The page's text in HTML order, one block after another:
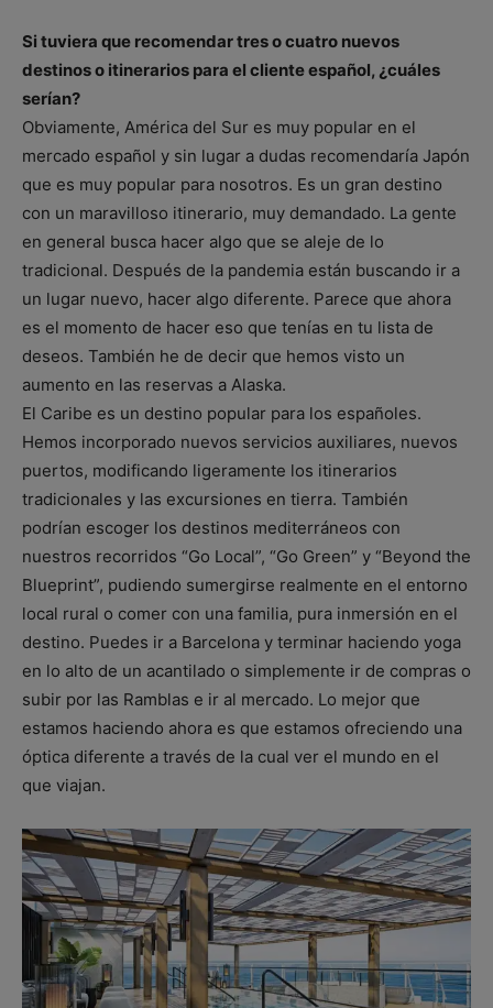
Si tuviera que recomendar tres o cuatro nuevos
destinos o itinerarios para el cliente español, ¿cuáles
serían?
Obviamente, América del Sur es muy popular en el
mercado español y sin lugar a dudas recomendaría Japón
que es muy popular para nosotros. Es un gran destino
con un maravilloso itinerario, muy demandado. La gente
en general busca hacer algo que se aleje de lo
tradicional. Después de la pandemia están buscando ir a
un lugar nuevo, hacer algo diferente. Parece que ahora
es el momento de hacer eso que tenías en tu lista de
deseos. También he de decir que hemos visto un
aumento en las reservas a Alaska.
El Caribe es un destino popular para los españoles.
Hemos incorporado nuevos servicios auxiliares, nuevos
puertos, modificando ligeramente los itinerarios
tradicionales y las excursiones en tierra. También
podrían escoger los destinos mediterráneos con
nuestros recorridos “Go Local”, “Go Green” y “Beyond the
Blueprint”, pudiendo sumergirse realmente en el entorno
local rural o comer con una familia, pura inmersión en el
destino. Puedes ir a Barcelona y terminar haciendo yoga
en lo alto de un acantilado o simplemente ir de compras o
subir por las Ramblas e ir al mercado. Lo mejor que
estamos haciendo ahora es que estamos ofreciendo una
óptica diferente a través de la cual ver el mundo en el
que viajan.